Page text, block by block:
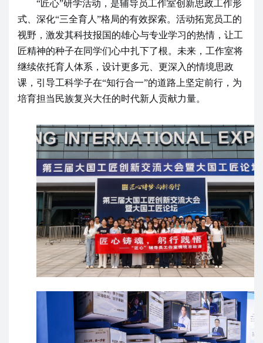
“匠心”研学活动，是辅导员工作室创新思政工作形
式、深化“三全育人”格局的有效探索。活动拓宽员工的
视野，激发其科技报国的雄心与专业学习的热情，让工
匠精神的种子在同学们心中扎下了根。未来，工作室将
继续依托育人体系，设计更多元、更深入的情境思政
课，引导工科学子在“知行合一”的道路上坚定前行，为
培育担当民族复兴大任的时代新人贡献力量。